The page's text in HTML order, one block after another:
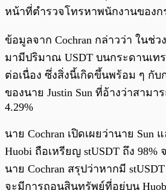
หน้าที่ตำรวจโทรหาพนักงานของก
ข้อมูลจาก Cochran กล่าวว่า ในช่
มามีปริมาณ USDT บนกระดานเท
ต่อเนื่อง ซึ่งสิ่งนี้เกิดขึ้นพร้อม ๆ กับ
ของนาย Justin Sun ที่อ้างว่าสาม
4.29%
นาย Cochran เปิดเผยว่านาย Sun
Huobi ถือเหรียญ stUSDT ถึง 98%
นาย Cochran สรุปว่าหากมี
จะมีการถอนสินทรัพย์ที่อยู่บน